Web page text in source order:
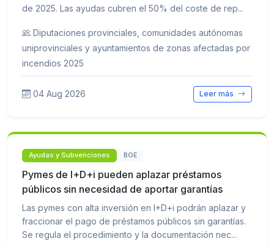
de 2025. Las ayudas cubren el 50% del coste de rep...
Diputaciones provinciales, comunidades autónomas
uniprovinciales y ayuntamientos de zonas afectadas por
incendios 2025
04 Aug 2026 Leer más
Ayudas y Subvenciones BOE
Pymes de I+D+i pueden aplazar préstamos
públicos sin necesidad de aportar garantías
Las pymes con alta inversión en I+D+i podrán aplazar y
fraccionar el pago de préstamos públicos sin garantías.
Se regula el procedimiento y la documentación nec...